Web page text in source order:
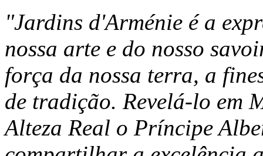
"Jardins d'Arménie é a
nossa arte e do nosso
força da nossa terra, a
de tradição. Revelá-lo em
Alteza Real o Príncipe